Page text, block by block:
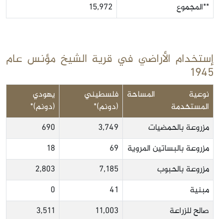
**المجموع
15,972
إستخدام الأراضي في قرية الشيخ مؤنس عام
1945
نوعية المساحة
المستخدمة
فلسطيني
(دونم)*
يهودي
(دونم)*
مزروعة بالحمضيات
3,749
690
مزروعة بالبساتين المروية
69
18
مزروعة بالحبوب
7,185
2,803
مبنية
41
0
صالح للزراعة
11,003
3,511